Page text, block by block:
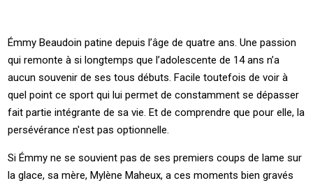
Émmy Beaudoin patine depuis l’âge de quatre ans. Une passion
qui remonte à si longtemps que l’adolescente de 14 ans n’a
aucun souvenir de ses tous débuts. Facile toutefois de voir à
quel point ce sport qui lui permet de constamment se dépasser
fait partie intégrante de sa vie. Et de comprendre que pour elle, la
persévérance n'est pas optionnelle.
Si Émmy ne se souvient pas de ses premiers coups de lame sur
la glace, sa mère, Mylène Maheux, a ces moments bien gravés